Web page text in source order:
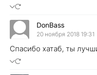
DonBass
20 ноября 2018 19:31
Спасибо хатаб, ты